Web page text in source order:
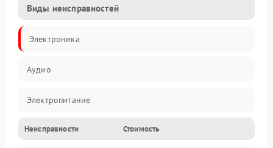
Виды неисправностей
Электроника
Аудио
Электропитание
Интерфейсы
Неисправности Стоимость